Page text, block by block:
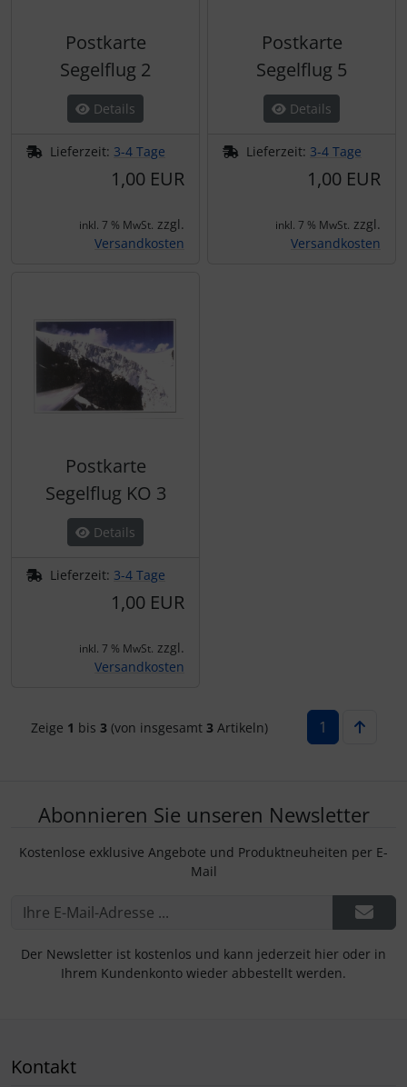
Postkarte
Segelflug 2
Details
Lieferzeit: 3-4 Tage
1,00 EUR
inkl. 7 % MwSt. zzgl.
Versandkosten
Postkarte
Segelflug 5
Details
Lieferzeit: 3-4 Tage
1,00 EUR
inkl. 7 % MwSt. zzgl.
Versandkosten
Postkarte
Segelflug KO 3
Details
Lieferzeit: 3-4 Tage
1,00 EUR
inkl. 7 % MwSt. zzgl.
Versandkosten
Zeige 1 bis 3(von insgesamt 3Artikeln) 1
Abonnieren Sie unseren Newsletter
Kostenlose exklusive Angebote und Produktneuheiten per E-
Mail
Der Newsletter ist kostenlos und kann jederzeit hier oder in
Ihrem Kundenkonto wieder abbestellt werden.
Kontakt
Instrumente
Mückenputzer
Navigation
Reifen, Schläuche und Co.
Sauerstoff, Gas und Feuer
Schrauben, Muttern & Co.
Schutz und Pflege
Tapes und Tuning
Transponder